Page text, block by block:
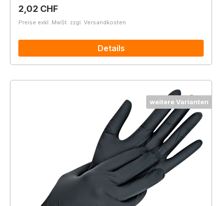
Regulärer Preis:
2,02 CHF
Preise exkl. MwSt. zzgl. Versandkosten
Details
weitere Varianten